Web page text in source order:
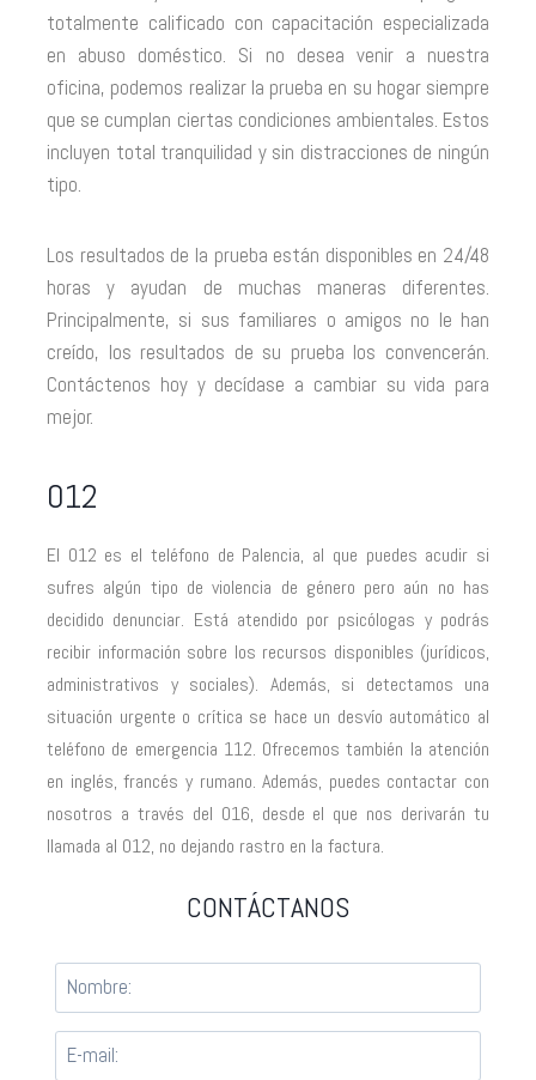
totalmente calificado con capacitación especializada
en abuso doméstico. Si no desea venir a nuestra
oficina, podemos realizar la prueba en su hogar siempre
que se cumplan ciertas condiciones ambientales. Estos
incluyen total tranquilidad y sin distracciones de ningún
tipo.
Los resultados de la prueba están disponibles en 24/48
horas y ayudan de muchas maneras diferentes.
Principalmente, si sus familiares o amigos no le han
creído, los resultados de su prueba los convencerán.
Contáctenos hoy y decídase a cambiar su vida para
mejor.
012
El 012 es el teléfono de Palencia, al que puedes acudir si
sufres algún tipo de violencia de género pero aún no has
decidido denunciar. Está atendido por psicólogas y podrás
recibir información sobre los recursos disponibles (jurídicos,
administrativos y sociales). Además, si detectamos una
situación urgente o crítica se hace un desvío automático al
teléfono de emergencia 112. Ofrecemos también la atención
en inglés, francés y rumano. Además, puedes contactar con
nosotros a través del 016, desde el que nos derivarán tu
llamada al 012, no dejando rastro en la factura.
CONTÁCTANOS